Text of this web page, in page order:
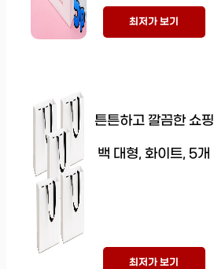
최저가 보기
튼튼하고 깔끔한 쇼핑
백 대형, 화이트, 5개
최저가 보기